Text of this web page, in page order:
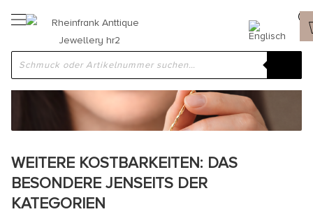
WEITERE KOSTBARKEITEN: DAS
BESONDERE JENSEITS DER
KATEGORIEN